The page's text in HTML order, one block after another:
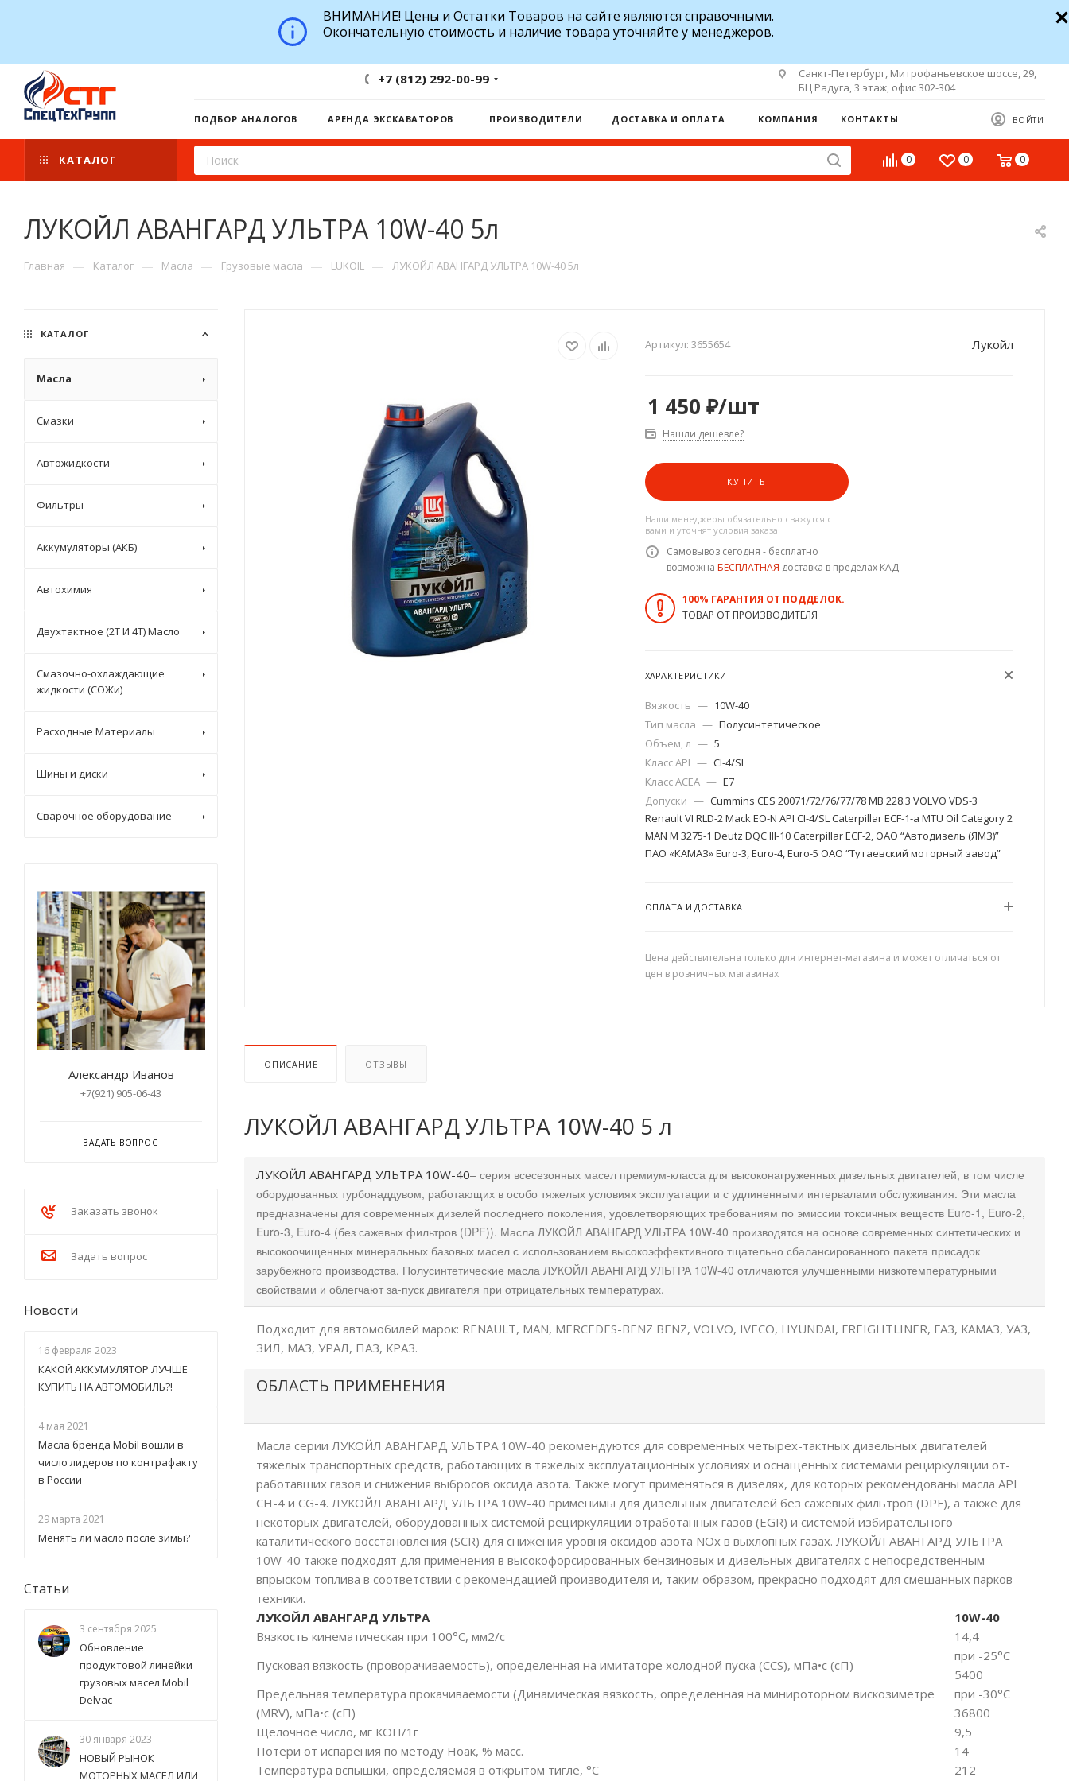
ВНИМАНИЕ! Цены и Остатки Товаров на сайте являются справочными.
Окончательную стоимость и наличие товара уточняйте у менеджеров.
+7 (812) 292-00-99
Санкт-Петербург, Митрофаньевское шоссе, 29,
БЦ Радуга, 3 этаж, офис 302-304
ВОЙТИ
ПОДБОР АНАЛОГОВ АРЕНДА ЭКСКАВАТОРОВ ПРОИЗВОДИТЕЛИ ДОСТАВКА И ОПЛАТА КОМПАНИЯ КОНТАКТЫ
0 0 0
КАТАЛОГ
ЛУКОЙЛ АВАНГАРД УЛЬТРА 10W-40 5л
Главная — Каталог — Масла — Грузовые масла — LUKOIL — ЛУКОЙЛ АВАНГАРД УЛЬТРА 10W-40 5л
Артикул: 3655654 Лукойл
1 450 ₽/шт
Нашли дешевле?
КУПИТЬ
Наши менеджеры обязательно свяжутся с
вами и уточнят условия заказа
Самовывоз сегодня - бесплатно
возможна БЕСПЛАТНАЯ доставка в пределах КАД
100% ГАРАНТИЯ ОТ ПОДДЕЛОК.
ТОВАР ОТ ПРОИЗВОДИТЕЛЯ
ХАРАКТЕРИСТИКИ
Вязкость — 10W-40
Тип масла — Полусинтетическое
Объем, л — 5
Класс API — CI-4/SL
Класс ACEA — E7
Допуски — Cummins CES 20071/72/76/77/78 MB 228.3 VOLVO VDS-3
Renault VI RLD-2 Mack EO-N API CI-4/SL Caterpillar ECF-1-a MTU Oil Category 2
MAN M 3275-1 Deutz DQC III-10 Caterpillar ECF-2, ОАО “Автодизель (ЯМЗ)”
ПАО «КАМАЗ» Euro-3, Euro-4, Euro-5 ОАО “Тутаевский моторный завод”
ОПЛАТА И ДОСТАВКА
Цена действительна только для интернет-магазина и может отличаться от
цен в розничных магазинах
ОПИСАНИЕ ОТЗЫВЫ
ЛУКОЙЛ АВАНГАРД УЛЬТРА 10W-40 5 л
ЛУКОЙЛ АВАНГАРД УЛЬТРА 10W-40– серия всесезонных масел премиум-класса для высоконагруженных дизельных двигателей, в том числе
оборудованных турбонаддувом, работающих в особо тяжелых условиях эксплуатации и с удлиненными интервалами обслуживания. Эти масла
предназначены для современных дизелей последнего поколения, удовлетворяющих требованиям по эмиссии токсичных веществ Euro-1, Euro-2,
Euro-3, Euro-4 (без сажевых фильтров (DPF)). Масла ЛУКОЙЛ АВАНГАРД УЛЬТРА 10W-40 производятся на основе современных синтетических и
высокоочищенных минеральных базовых масел с использованием высокоэффективного тщательно сбалансированного пакета присадок
зарубежного производства. Полусинтетические масла ЛУКОЙЛ АВАНГАРД УЛЬТРА 10W-40 отличаются улучшенными низкотемпературными
свойствами и облегчают за-пуск двигателя при отрицательных температурах.
Подходит для автомобилей марок: RENAULT, MAN, MERCEDES-BENZ BENZ, VOLVO, IVECO, HYUNDAI, FREIGHTLINER, ГАЗ, КАМАЗ, УАЗ,
ЗИЛ, МАЗ, УРАЛ, ПАЗ, КРАЗ.
ОБЛАСТЬ ПРИМЕНЕНИЯ
Масла серии ЛУКОЙЛ АВАНГАРД УЛЬТРА 10W-40 рекомендуются для современных четырех-тактных дизельных двигателей
тяжелых транспортных средств, работающих в тяжелых эксплуатационных условиях и оснащенных системами рециркуляции от-
работавших газов и снижения выбросов оксида азота. Также могут применяться в дизелях, для которых рекомендованы масла API
CH-4 и CG-4. ЛУКОЙЛ АВАНГАРД УЛЬТРА 10W-40 применимы для дизельных двигателей без сажевых фильтров (DPF), а также для
некоторых двигателей, оборудованных системой рециркуляции отработанных газов (EGR) и системой избирательного
каталитического восстановления (SCR) для снижения уровня оксидов азота NOx в выхлопных газах. ЛУКОЙЛ АВАНГАРД УЛЬТРА
10W-40 также подходят для применения в высокофорсированных бензиновых и дизельных двигателях с непосредственным
впрыском топлива в соответствии с рекомендацией производителя и, таким образом, прекрасно подходят для смешанных парков
техники.
ЛУКОЙЛ АВАНГАРД УЛЬТРА
10W-40
Вязкость кинематическая при 100°C, мм2/с
14,4
Пусковая вязкость (проворачиваемость), определенная на имитаторе холодной пуска (CCS), мПа•с (сП)
при -25°C
5400
Предельная температура прокачиваемости (Динамическая вязкость, определенная на минироторном вискозиметре
(MRV), мПа•с (сП)
при -30°C
36800
Щелочное число, мг КОН/1г
9,5
Потери от испарения по методу Ноак, % масс.
14
Температура вспышки, определяемая в открытом тигле, °C
212
КАТАЛОГ
Масла
Смазки
Автожидкости
Фильтры
Аккумуляторы (АКБ)
Автохимия
Двухтактное (2T И 4T) Масло
Смазочно-охлаждающие
жидкости (СОЖи)
Расходные Материалы
Шины и диски
Сварочное оборудование
Александр Иванов
+7(921) 905-06-43
ЗАДАТЬ ВОПРОС
Заказать звонок
Задать вопрос
Новости
16 февраля 2023
КАКОЙ АККУМУЛЯТОР ЛУЧШЕ
КУПИТЬ НА АВТОМОБИЛЬ?!
4 мая 2021
Масла бренда Mobil вошли в
число лидеров по контрафакту
в России
29 марта 2021
Менять ли масло после зимы?
Статьи
3 сентября 2025
Обновление
продуктовой линейки
грузовых масел Mobil
Delvac
30 января 2023
НОВЫЙ РЫНОК
МОТОРНЫХ МАСЕЛ ИЛИ